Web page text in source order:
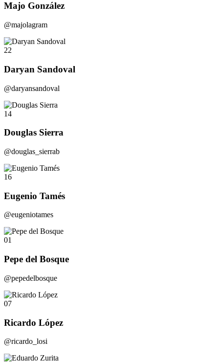
Majo González
@majolagram
22
Daryan Sandoval
@daryansandoval
14
Douglas Sierra
@douglas_sierrab
16
Eugenio Tamés
@eugeniotames
01
Pepe del Bosque
@pepedelbosque
07
Ricardo López
@ricardo_losi